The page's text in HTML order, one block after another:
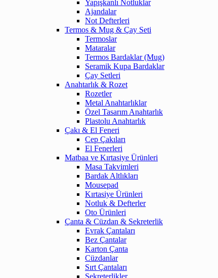
Yapışkanlı Notluklar
Ajandalar
Not Defterleri
Termos & Mug & Çay Seti
Termoslar
Mataralar
Termos Bardaklar (Mug)
Seramik Kupa Bardaklar
Çay Setleri
Anahtarlık & Rozet
Rozetler
Metal Anahtarlıklar
Özel Tasarım Anahtarlık
Plastolu Anahtarlık
Çakı & El Feneri
Cep Çakıları
El Fenerleri
Matbaa ve Kırtasiye Ürünleri
Masa Takvimleri
Bardak Altlıkları
Mousepad
Kırtasiye Ürünleri
Notluk & Defterler
Oto Ürünleri
Çanta & Cüzdan & Sekreterlik
Evrak Çantaları
Bez Çantalar
Karton Çanta
Cüzdanlar
Sırt Çantaları
Sekreterlikler